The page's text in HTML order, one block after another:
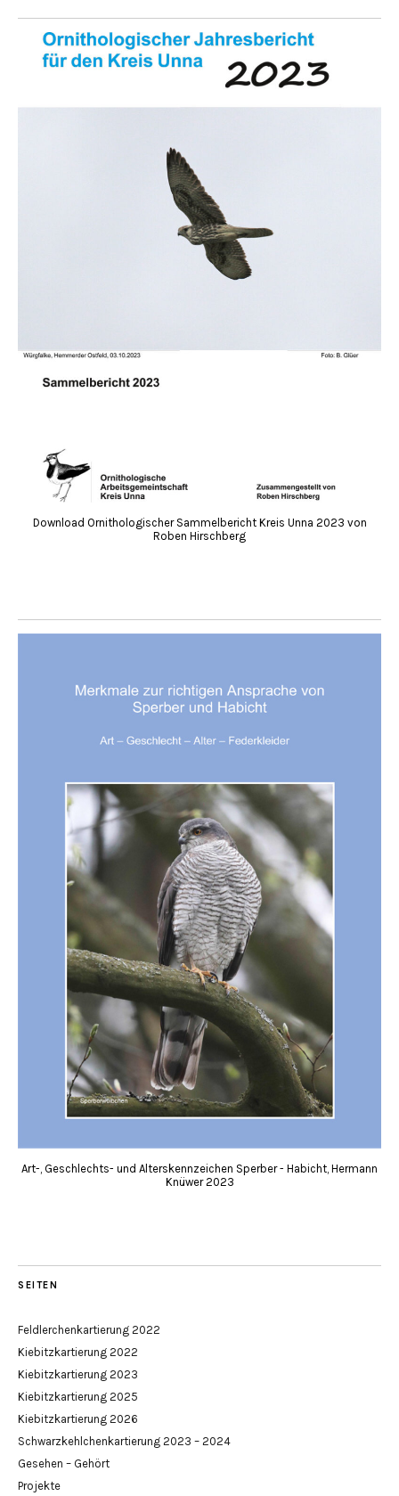
Download Ornithologischer Sammelbericht Kreis Unna 2023 von
Roben Hirschberg
Art-, Geschlechts- und Alterskennzeichen Sperber - Habicht, Hermann
Knüwer 2023
SEITEN
Feldlerchenkartierung 2022
Kiebitzkartierung 2022
Kiebitzkartierung 2023
Kiebitzkartierung 2025
Kiebitzkartierung 2026
Schwarzkehlchenkartierung 2023 – 2024
Gesehen – Gehört
Projekte